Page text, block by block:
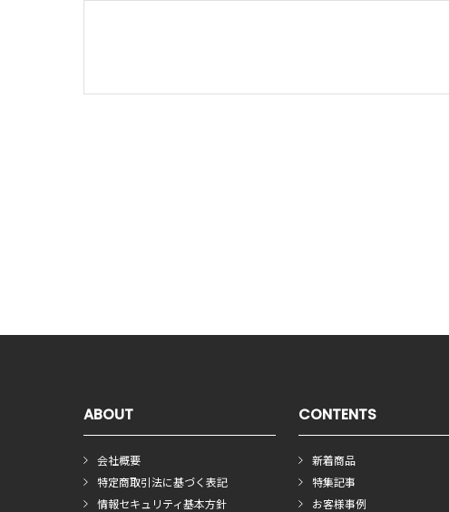
ABOUT
会社概要
特定商取引法に基づく表記
情報セキュリティ基本方針
CONTENTS
新着商品
特集記事
お客様事例